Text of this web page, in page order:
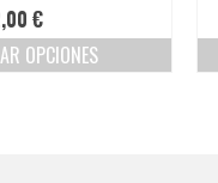
opciones
se
pueden
€
OPCIONES